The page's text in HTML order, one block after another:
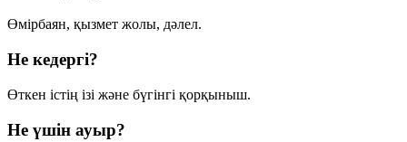
Өмірбаян, қызмет жолы, дәлел.
Не кедергі?
Өткен істің ізі және бүгінгі қорқыныш.
Не үшін ауыр?